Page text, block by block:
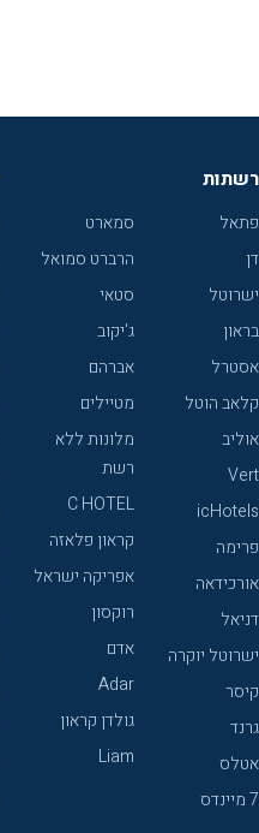
רשתות
פתאל
דן
ישרוטל
בראון
אסטרל
קלאב הוטל
אוליב
Vert
icHotels
פרימה
אורכידאה
דניאל
ישרוטל יוקרה
קיסר
גרנד
אטלס
7 מיינדס
סמארט
הרברט סמואל
סטאי
ג'יקוב
אברהם
מטיילים
מלונות ללא
רשת
C HOTEL
קראון פלאזה
אפריקה ישראל
רוקסון
אדם
Adar
גולדן קראון
Liam